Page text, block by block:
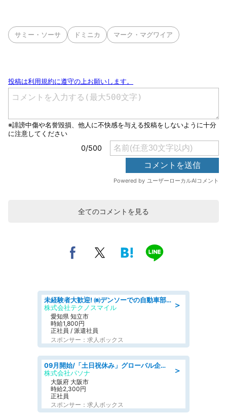
サミー・ソーサ ドミニカ マーク・マグワイア
全てのコメントを見る
＞
未経験者大歓迎! ㈱デンソーでの自動車部品の組立作業 denso aichi
株式会社テクノスマイル
愛知県 知立市
時給1,800円
正社員 / 派遣社員
スポンサー：求人ボックス
＞
09月開始/「土日祝休み」グローバル企業での産業保健のお仕事/保健師/高時給/残業なし/服装自由
株式会社パソナ
大阪府 大阪市
時給2,300円
正社員
スポンサー：求人ボックス